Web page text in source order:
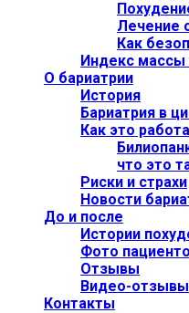
Лечение
Как
Индекс массы
О бариатрии
История
Бариатрия в
Как это
что это
Риски и страхи
Новости
До и после
Истории
Фото
Отзывы
Видео-отзывы
Контакты